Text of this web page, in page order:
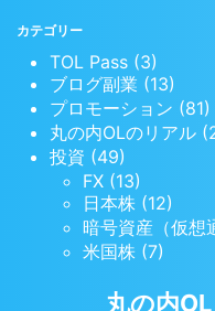
カテゴリー
TOL Pass (3)
ブログ副業 (13)
プロモーション (81)
丸の内OLのリアル
投資 (49)
FX (13)
日本株 (12)
暗号資産（仮想
米国株 (7)
丸の内